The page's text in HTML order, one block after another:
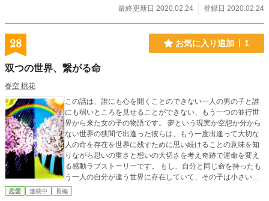
最終更新日 2020.02.24
登録日 2020.02.24
28 お気に入り追加 1
双つの世界、繋がる命
春空 桃花
この話は、誰にも心を開くことのできない一人の男の子と誰
にも弱いところを見せることができない、もう一つの並行世
界から来た女の子の物語です。 夢という現実か空想か分から
ない世界の狭間で出逢った彼らは、もう一度出逢って大切な
人の命を存在を世界に残すために思い続けることの意味を知
りながら思いの重さと想いの大切さを考え奇跡で運命を変え
る感動ラブストーリーです。 もし、自分と同じ命を持ったも
う一人の自分が違う世界に存在していて、その子は小さい頃
に一緒に育った兄弟や姉妹だとしたら死が怖くてもその子を
恋愛 連載中 長編